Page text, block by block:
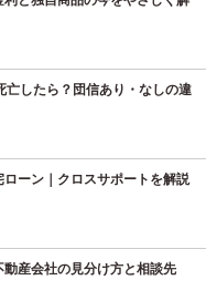
亡したら？団信あり・なしの違
ーン｜クロスサポートを解説
産会社の見分け方と相談先